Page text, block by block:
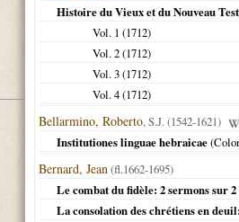
Histoire du Vieux et du Nouveau
Vol. 1 (1712)
Vol. 2 (1712)
Vol. 3 (1712)
Vol. 4 (1712)
Bellarmino, Roberto, S.J. (1542-1621)
Institutiones linguae hebraicae(
Bernard, Jean(fl.1662-1695)
Le combat du fidèle: 2 sermons sur
La consolation des chrétiens en